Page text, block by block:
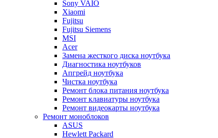
Sony VAIO
Xiaomi
Fujitsu
Fujitsu Siemens
MSI
Acer
Замена жесткого диска ноутбука
Диагностика ноутбуков
Апгрейд ноутбука
Чистка ноутбука
Ремонт блока питания ноутбука
Ремонт клавиатуры ноутбука
Ремонт видеокарты ноутбука
Ремонт моноблоков
ASUS
Hewlett Packard